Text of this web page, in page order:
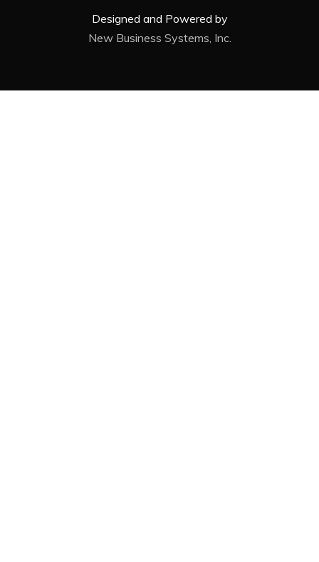
Designed and Powered by
New Business Systems, Inc.